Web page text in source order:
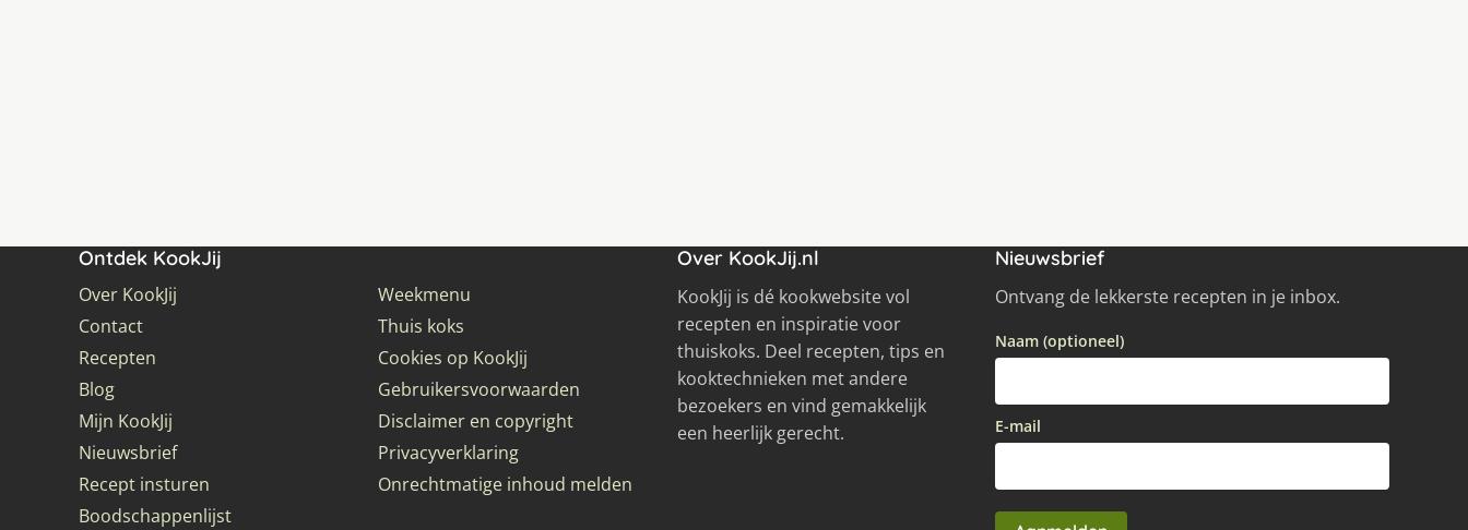
Ontdek KookJij
Over KookJij
Contact
Recepten
Blog
Mijn KookJij
Nieuwsbrief
Recept insturen
Boodschappenlijst
Weekmenu
Thuis koks
Cookies op KookJij
Gebruikersvoorwaarden
Disclaimer en copyright
Privacyverklaring
Onrechtmatige inhoud melden
Over KookJij.nl
KookJij is dé kookwebsite vol
recepten en inspiratie voor
thuiskoks. Deel recepten, tips en
kooktechnieken met andere
bezoekers en vind gemakkelijk
een heerlijk gerecht.
Nieuwsbrief
Ontvang de lekkerste recepten in je inbox.
Naam (optioneel)
E-mail